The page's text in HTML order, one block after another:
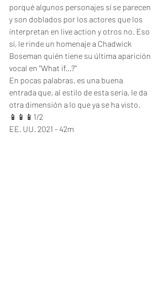
porqué algunos personajes sí se parecen
y son doblados por los actores que los
interpretan en live action y otros no. Eso
sí, le rinde un homenaje a Chadwick
Boseman quién tiene su última aparición
vocal en "What if...?"
En pocas palabras, es una buena
entrada que, al estilo de esta seria, le da
otra dimensión a lo que ya se ha visto.
📱📱📱1/2
EE. UU. 2021 - 42m